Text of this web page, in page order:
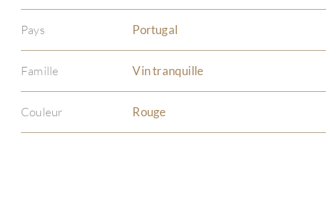
Pays Portugal
Famille Vin tranquille
Couleur Rouge